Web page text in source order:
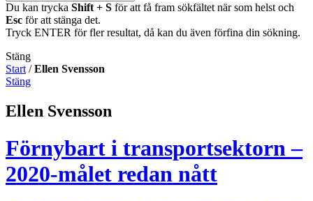
Du kan trycka Shift + S för att få fram sökfältet när som helst och
Esc för att stänga det.
Tryck ENTER för fler resultat, då kan du även förfina din sökning.
Stäng
Start /Ellen Svensson
Stäng
Ellen Svensson
Förnybart i transportsektorn –
2020-målet redan nått